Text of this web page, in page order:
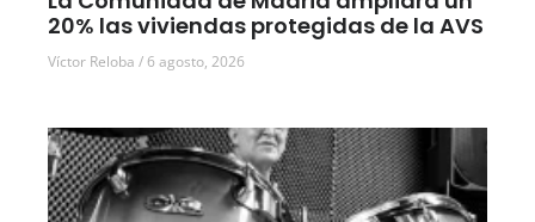
20% las viviendas protegidas de la AVS
Víctor Reloba 6 agosto, 2026